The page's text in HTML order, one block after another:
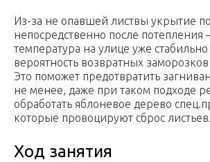
Из-за не опавшей листвы укрытие
непосредственно после потепления
температура на улице уже
вероятность возвратных
Это поможет предотвратить
не менее, даже при таком подходе
обработать яблоневое дерево
которые провоцируют сброс листьев.
Ход занятия